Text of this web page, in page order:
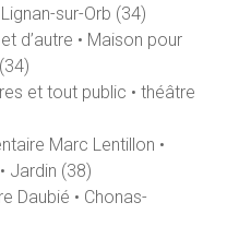
sur-Orb (34)
d’autre • Maison pour
et tout public • théâtre
Marc Lentillon •
Jardin (38)
Daubié • Chonas-